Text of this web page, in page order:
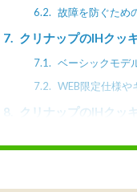
6.2
故障を防ぐため
7 クリナップのIHクッ
7.1
ベーシックモデ
7.2
WEB限定仕様や
8 クリナップのIHクッ
9 まとめ：クリナップ